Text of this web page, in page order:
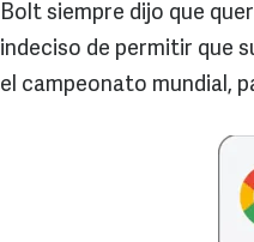
Bolt siempre dijo que
indeciso de permitir que
el campeonato mundial,